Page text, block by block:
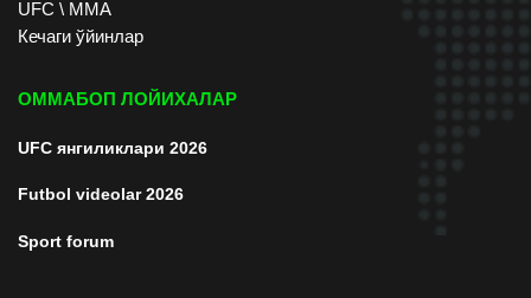
UFC \ ММА
Кечаги ўйинлар
ОММАБОП ЛОЙИХАЛАР
UFC янгиликлари 2026
Futbol videolar 2026
Sport forum